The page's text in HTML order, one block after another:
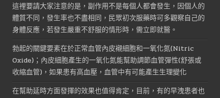
這裡要請大家注意的是，副作用不是每個人都會發生，因個人的
體質不同，發生率也不盡相同，民眾初次服藥時可多觀察自己的
身體反應，若發生嚴重不舒服的情形時，需立即就醫。
勃起的關鍵要素在於正常血管內皮襯細胞和一氧化氮(Nitric
Oxide)；內皮細胞產生的一氧化氮能幫助調節血管彈性(舒張或
收縮血管)，如果患有高血壓，血管中有可能產生生理變化
在幫助延時方面發揮的效果也值得肯定，目前，有的早洩患者也